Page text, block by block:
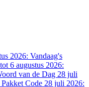
2026: Vandaag's
6 augustus 2026:
van de Dag 28 juli
Code 28 juli 2026: